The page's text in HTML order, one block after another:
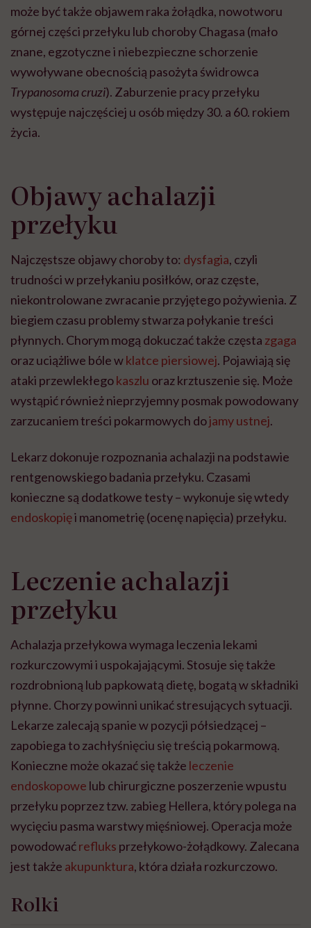
może być także objawem raka żołądka, nowotworu
górnej części przełyku lub choroby Chagasa (mało
znane, egzotyczne i niebezpieczne schorzenie
wywoływane obecnością pasożyta świdrowca
Trypanosoma cruzi). Zaburzenie pracy przełyku
występuje najczęściej u osób między 30. a 60. rokiem
życia.
Objawy achalazji
przełyku
Najczęstsze objawy choroby to: dysfagia, czyli
trudności w przełykaniu posiłków, oraz częste,
niekontrolowane zwracanie przyjętego pożywienia. Z
biegiem czasu problemy stwarza połykanie treści
płynnych. Chorym mogą dokuczać także częsta zgaga
oraz uciążliwe bóle wklatce piersiowej. Pojawiają się
ataki przewlekłegokaszlu oraz krztuszenie się. Może
wystąpić również nieprzyjemny posmak powodowany
zarzucaniem treści pokarmowych dojamy ustnej.
Lekarz dokonuje rozpoznania achalazji na podstawie
rentgenowskiego badania przełyku. Czasami
konieczne są dodatkowe testy – wykonuje się wtedy
endoskopięi manometrię (ocenę napięcia) przełyku.
Leczenie achalazji
przełyku
Achalazja przełykowa wymaga leczenia lekami
rozkurczowymi i uspokajającymi. Stosuje się także
rozdrobnioną lub papkowatą dietę, bogatą w składniki
płynne. Chorzy powinni unikać stresujących sytuacji.
Lekarze zalecają spanie w pozycji półsiedzącej –
zapobiega to zachłyśnięciu się treścią pokarmową.
Konieczne może okazać się także leczenie
endoskopowe lub chirurgiczne poszerzenie wpustu
przełyku poprzez tzw. zabieg Hellera, który polega na
wycięciu pasma warstwy mięśniowej. Operacja może
powodowaćrefluks przełykowo-żołądkowy. Zalecana
jest także akupunktura, która działa rozkurczowo.
Rolki